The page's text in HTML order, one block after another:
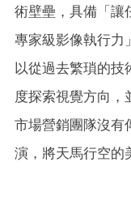
術壁壘，具備「讓
專家級影像執行力
以從過去繁瑣的技
度探索視覺方向，
市場營銷團隊沒有
演，將天馬行空的